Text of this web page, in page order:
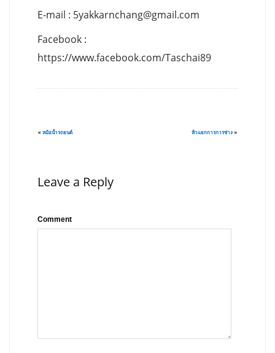
E-mail : 5yakkarnchang@gmail.com
Facebook :
https://www.facebook.com/Taschai89
« หม้อน้ำรถยนต์ ห้าแยกการการช่าง »
Leave a Reply
Comment